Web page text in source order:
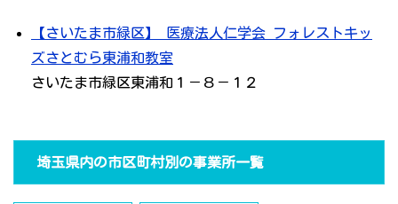
【さいたま市緑区】 医療法人仁学会 フォレストキッ
ズさとむら東浦和教室
さいたま市緑区東浦和１－８－１２
埼玉県内の市区町村別の事業所一覧